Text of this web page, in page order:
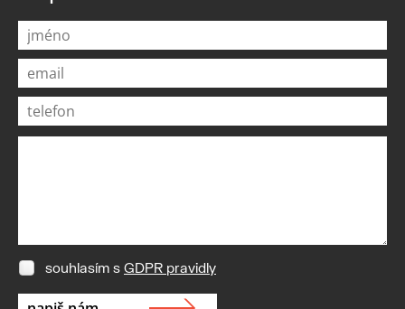
souhlasím s GDPR pravidly